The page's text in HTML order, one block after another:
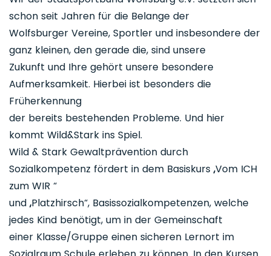
schon seit Jahren für die Belange der
Wolfsburger Vereine, Sportler und insbesondere der
ganz kleinen, den gerade die, sind unsere
Zukunft und Ihre gehört unsere besondere
Aufmerksamkeit. Hierbei ist besonders die
Früherkennung
der bereits bestehenden Probleme. Und hier
kommt Wild&Stark ins Spiel.
Wild & Stark Gewaltprävention durch
Sozialkompetenz fördert in dem Basiskurs „Vom ICH
zum WIR “
und „Platzhirsch“, Basissozialkompetenzen, welche
jedes Kind benötigt, um in der Gemeinschaft
einer Klasse/Gruppe einen sicheren Lernort im